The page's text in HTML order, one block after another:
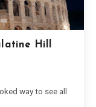
Hill
way to see all